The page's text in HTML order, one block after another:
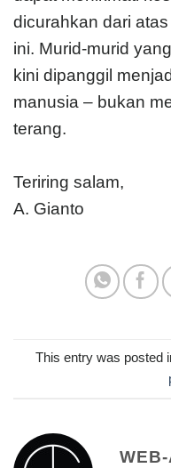
dicurahkan dari
ini. Murid-murid
kini dipanggil
manusia – bukan
terang.
Teriring salam,
A. Gianto
This entry was posted